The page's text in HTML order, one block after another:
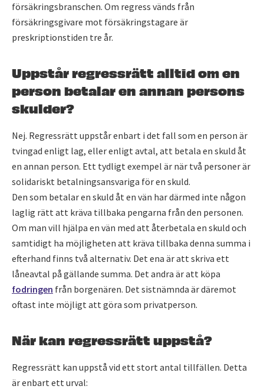
försäkringsbranschen. Om regress vänds från
försäkringsgivare mot försäkringstagare är
preskriptionstiden tre år.
Uppstår regressrätt alltid om en
person betalar en annan persons
skulder?
Nej. Regressrätt uppstår enbart i det fall som en person är
tvingad enligt lag, eller enligt avtal, att betala en skuld åt
en annan person. Ett tydligt exempel är när två personer är
solidariskt betalningsansvariga för en skuld.
Den som betalar en skuld åt en vän har därmed inte någon
laglig rätt att kräva tillbaka pengarna från den personen.
Om man vill hjälpa en vän med att återbetala en skuld och
samtidigt ha möjligheten att kräva tillbaka denna summa i
efterhand finns två alternativ. Det ena är att skriva ett
låneavtal på gällande summa. Det andra är att köpa
fodringen från borgenären. Det sistnämnda är däremot
oftast inte möjligt att göra som privatperson.
När kan regressrätt uppstå?
Regressrätt kan uppstå vid ett stort antal tillfällen. Detta
är enbart ett urval: